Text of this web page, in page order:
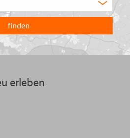
in
welchem
Land
Sie
suchen
erleben